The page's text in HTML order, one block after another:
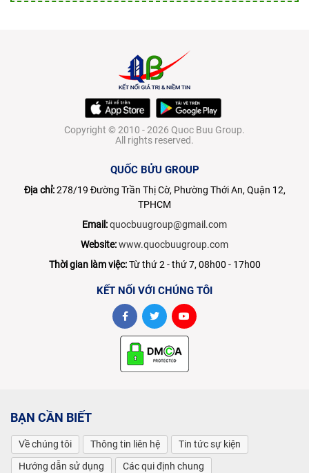
Copyright © 2010 - 2026 Quoc Buu Group.
All rights reserved.
QUỐC BỬU GROUP
Địa chỉ:278/19 Đường Trần Thị Cờ, Phường Thới An, Quận 12,
TPHCM
Email:quocbuugroup@gmail.com
Website:www.quocbuugroup.com
Thời gian làm việc:Từ thứ 2 - thứ 7, 08h00 - 17h00
KẾT NỐI VỚI CHÚNG TÔI
BẠN CẦN BIẾT
Về chúng tôi Thông tin liên hệ
Tin tức sự kiện
Hướng dẫn sử dụng
Các qui định chung